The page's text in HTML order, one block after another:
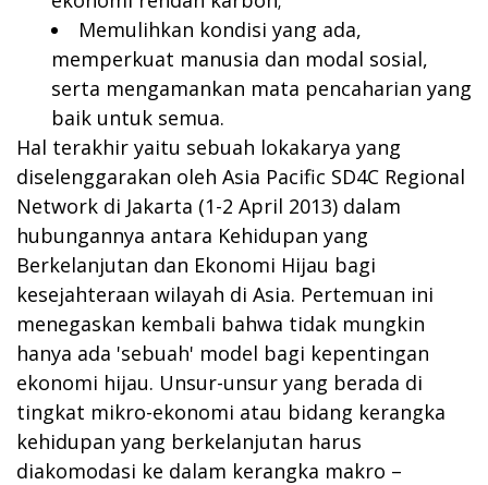
Memulihkan kondisi yang ada,
memperkuat manusia dan modal sosial,
serta mengamankan mata pencaharian yang
baik untuk semua.
Hal terakhir yaitu sebuah lokakarya yang
diselenggarakan oleh Asia Pacific SD4C Regional
Network di Jakarta (1-2 April 2013) dalam
hubungannya antara Kehidupan yang
Berkelanjutan dan Ekonomi Hijau bagi
kesejahteraan wilayah di Asia. Pertemuan ini
menegaskan kembali bahwa tidak mungkin
hanya ada 'sebuah' model bagi kepentingan
ekonomi hijau. Unsur-unsur yang berada di
tingkat mikro-ekonomi atau bidang kerangka
kehidupan yang berkelanjutan harus
diakomodasi ke dalam kerangka makro –